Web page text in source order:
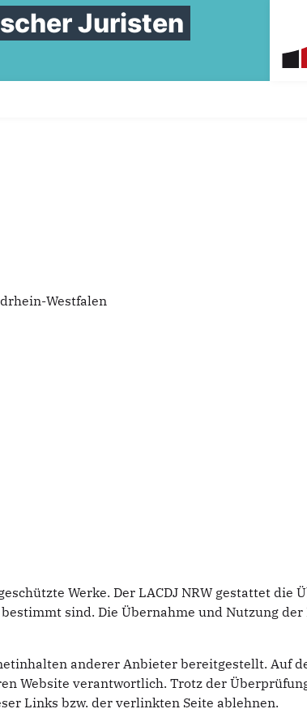
Juristen
Westfalen
Werke. Der LACDJ NRW gestattet die
sind. Die Übernahme und Nutzung der
anderer Anbieter bereitgestellt. Auf
Website verantwortlich. Trotz der
Links bzw. der verlinkten Seite ablehnen.